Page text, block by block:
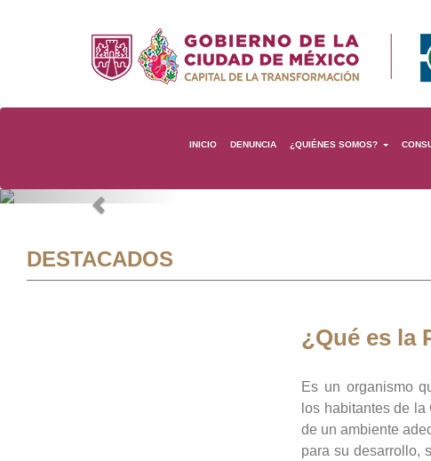
INICIO DENUNCIA ¿QUIÉNES SOMOS?
Previous
DESTACADOS
¿Qué es la
Es un organismo
los habitantes de
de un ambiente
para su desarrollo,